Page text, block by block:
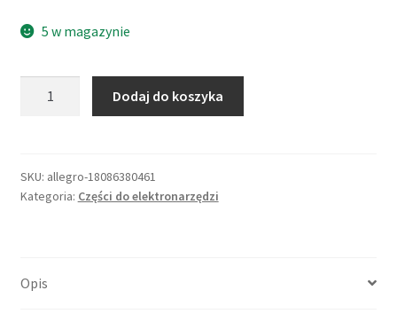
5 w magazynie
TELESKOPÓW/
AMORTYZATORÓW/ZAWIESZENIA
1L
Dodaj do koszyka
SKU: allegro-18086380461
Kategoria: Części do elektronarzędzi
Opis